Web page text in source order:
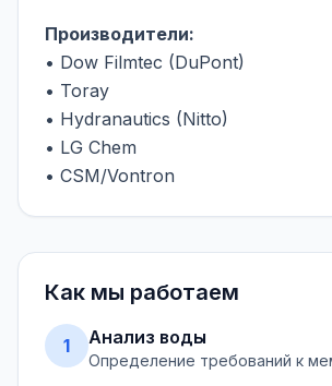
Производители:
• Dow Filmtec (DuPont)
• Toray
• Hydranautics (Nitto)
• LG Chem
• CSM/Vontron
Как мы работаем
1 Анализ воды
Определение требований к